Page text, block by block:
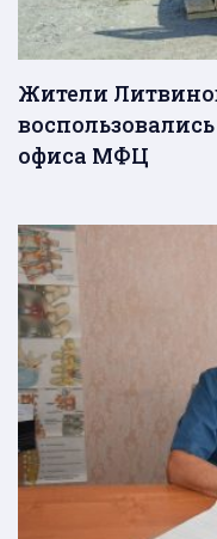
Жители
офиса МФЦ